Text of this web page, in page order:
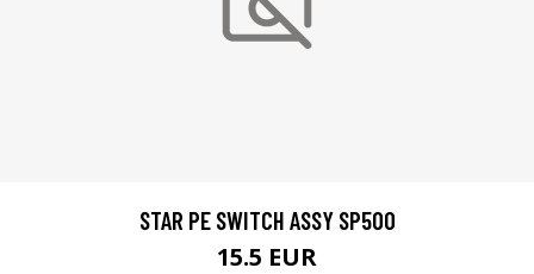
STAR PE SWITCH ASSY SP500
15.5 EUR